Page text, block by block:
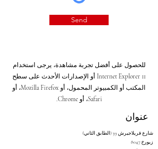
Send
للحصول على أفضل تجربة مشاهدة، يرجى استخدام
Internet Explorer 11 أو الإصدارات الأحدث على سطح
المكتب أو الكمبيوتر المحمول، أو Mozilla Firefox، أو
Safari، أو Chrome.
عنوان
شارع فريلاجيرش 39 (الطابق الثاني)
8047 زيورخ